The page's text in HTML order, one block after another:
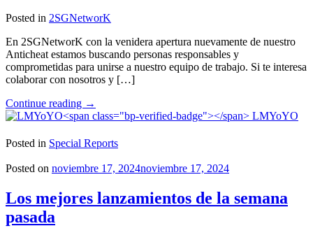
Posted in 2SGNetworK
En 2SGNetworK con la venidera apertura nuevamente de nuestro
Anticheat estamos buscando personas responsables y
comprometidas para unirse a nuestro equipo de trabajo. Si te interesa
colaborar con nosotros y […]
Continue reading "Convocatoria
Abierta
el
de
→
LMYoYO
Posted in Special Reports
Posted on noviembre 17, 2024noviembre 17, 2024
Los mejores lanzamientos de la semana
pasada